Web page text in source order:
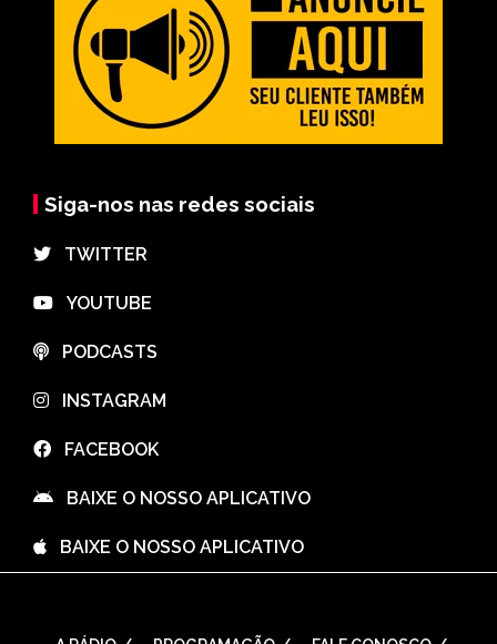
Siga-nos nas redes sociais
⠀TWITTER
⠀YOUTUBE
⠀PODCASTS
⠀INSTAGRAM
⠀FACEBOOK
⠀BAIXE O NOSSO APLICATIVO
⠀BAIXE O NOSSO APLICATIVO